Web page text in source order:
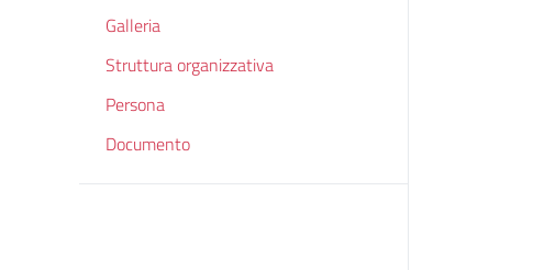
Galleria
Struttura organizzativa
Persona
Documento